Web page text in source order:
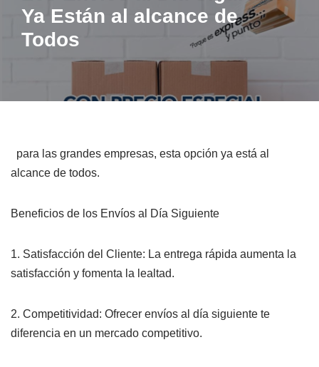
Ya Están al alcance de
Todos
para las grandes empresas, esta opción ya está al
alcance de todos.
Beneficios de los Envíos al Día Siguiente
1.⁠ ⁠Satisfacción del Cliente: La entrega rápida aumenta la
satisfacción y fomenta la lealtad.
2.⁠ ⁠Competitividad: Ofrecer envíos al día siguiente te
diferencia en un mercado competitivo.